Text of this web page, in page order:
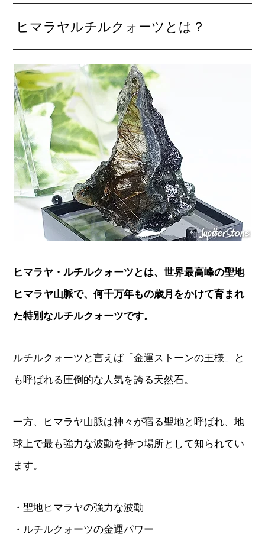
ヒマラヤルチルクォーツとは？
ヒマラヤ・ルチルクォーツとは、世界最高峰の聖地
ヒマラヤ山脈で、何千万年もの歳月をかけて育まれ
た特別なルチルクォーツです。
ルチルクォーツと言えば「金運ストーンの王様」と
も呼ばれる圧倒的な人気を誇る天然石。
一方、ヒマラヤ山脈は神々が宿る聖地と呼ばれ、地
球上で最も強力な波動を持つ場所として知られてい
ます。
・聖地ヒマラヤの強力な波動
・ルチルクォーツの金運パワー